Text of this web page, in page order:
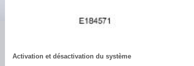
Activation et désactivation du système